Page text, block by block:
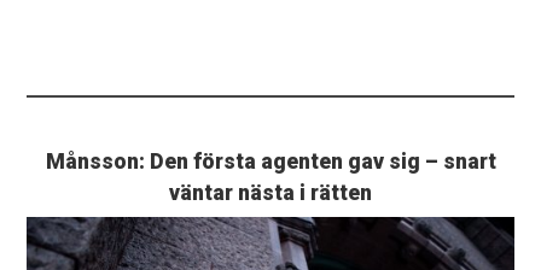
Månsson: Den första agenten gav sig – snart
väntar nästa i rätten